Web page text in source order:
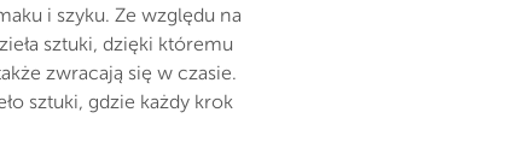
i szyku. Ze względu na
sztuki, dzięki któremu
zwracają się w czasie.
sztuki, gdzie każdy krok